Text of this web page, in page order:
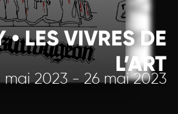
• LES VIVRES DE
L’ART
mai 2023 - 26 mai 2023